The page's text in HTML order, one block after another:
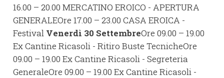
16.00 – 20.00 MERCATINO EROICO - APERTURA
GENERALEOre 17.00 – 23.00 CASA EROICA -
Festival Venerdì 30 SettembreOre 09.00 – 19.00
Ex Cantine Ricasoli - Ritiro Buste TecnicheOre
09.00 – 19.00 Ex Cantine Ricasoli - Segreteria
GeneraleOre 09.00 – 19.00 Ex Cantine Ricasoli -